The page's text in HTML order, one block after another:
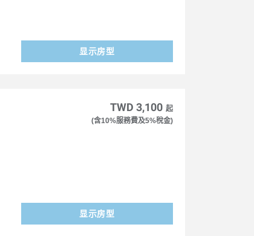
显示房型
TWD 3,100 起
(含10%服務費及5%稅金)
显示房型